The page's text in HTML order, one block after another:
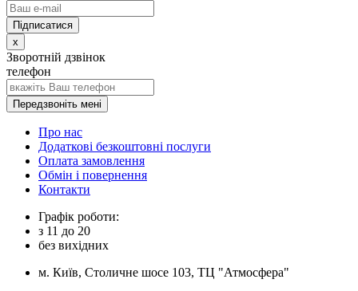
x
Зворотній дзвінок
телефон
Передзвоніть мені
Про нас
Додаткові безкоштовні послуги
Оплата замовлення
Обмін і повернення
Контакти
Графік роботи:
з 11 до 20
без вихідних
м. Київ, Столичне шосе 103, ТЦ "Атмосфера"